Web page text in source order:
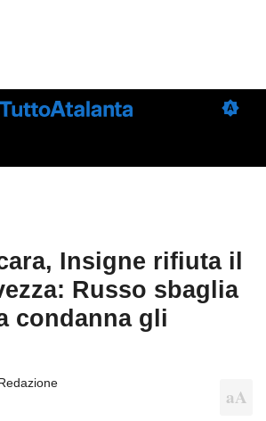
Insigne rifiuta il
Russo sbaglia
condanna gli